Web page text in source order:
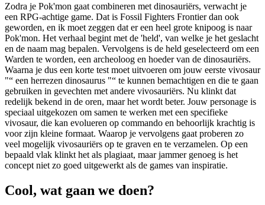
Zodra je Pok'mon gaat combineren met dinosauriërs, verwacht je
een RPG-achtige game. Dat is Fossil Fighters Frontier dan ook
geworden, en ik moet zeggen dat er een heel grote knipoog is naar
Pok'mon. Het verhaal begint met de 'held', van welke je het geslacht
en de naam mag bepalen. Vervolgens is de held geselecteerd om een
Warden te worden, een archeoloog en hoeder van de dinosauriërs.
Waarna je dus een korte test moet uitvoeren om jouw eerste vivosaur
"“ een herrezen dinosaurus "“ te kunnen bemachtigen en die te gaan
gebruiken in gevechten met andere vivosauriërs. Nu klinkt dat
redelijk bekend in de oren, maar het wordt beter. Jouw personage is
speciaal uitgekozen om samen te werken met een specifieke
vivosaur, die kan evolueren op commando en behoorlijk krachtig is
voor zijn kleine formaat. Waarop je vervolgens gaat proberen zo
veel mogelijk vivosauriërs op te graven en te verzamelen. Op een
bepaald vlak klinkt het als plagiaat, maar jammer genoeg is het
concept niet zo goed uitgewerkt als de games van inspiratie.
Cool, wat gaan we doen?